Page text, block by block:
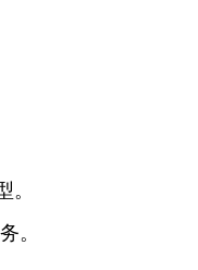
。
。